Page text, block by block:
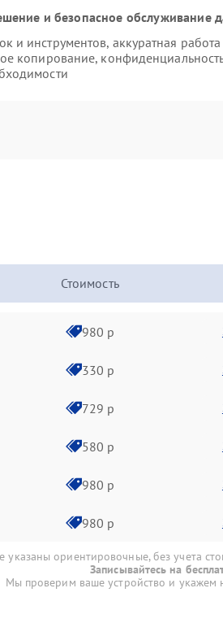
и безопасное обслуживание
инструментов, аккуратная работа
копирование,
Стоимость
980 р
330 р
729 р
580 р
980 р
980 р
указаны ориентировочные, без учета
Записывайтесь на
Мы проверим ваше устройство и укажем